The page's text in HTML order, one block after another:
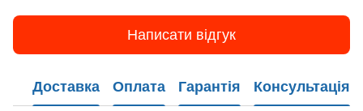
Написати відгук
Доставка Оплата Гарантія Консультація